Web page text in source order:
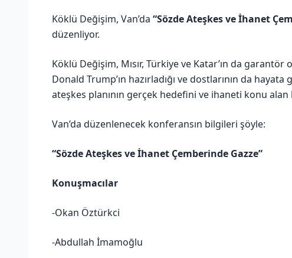
Köklü Değişim, Van’da “Sözde Ateşkes ve İhanet
düzenliyor.
Köklü Değişim, Mısır, Türkiye ve Katar’ın da garantör
Donald Trump’ın hazırladığı ve dostlarının da
ateşkes planının gerçek hedefini ve ihaneti konu
Van’da düzenlenecek konferansın bilgileri şöyle:
“Sözde Ateşkes ve İhanet Çemberinde Gazze”
Konuşmacılar
-Okan Öztürkci
-Abdullah İmamoğlu